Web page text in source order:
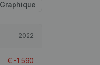
Graphique
2022
€ -1 590